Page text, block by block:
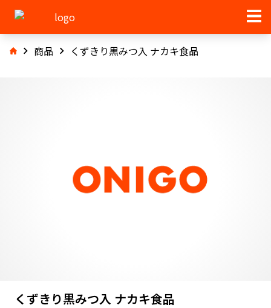
商品 くずきり黒みつ入 ナカキ食品
くずきり黒みつ入 ナカキ食品